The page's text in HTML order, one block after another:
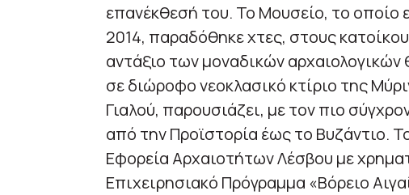
επανέκθεσή του. Το Μουσείο, το οποίο
2014, παραδόθηκε χτες, στους
αντάξιο των μοναδικών
σε διώροφο νεοκλασικό κτίριο της
Γιαλού, παρουσιάζει, με τον πιο
από την Προϊστορία έως το Βυζάντιο.
Εφορεία Αρχαιοτήτων Λέσβου με
Επιχειρησιακό Πρόγραμμα «Βόρειο